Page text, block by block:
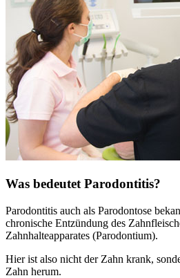
Was bedeutet Parodontitis?
Parodontitis auch als Parodontose
chronische Entzündung des
Zahnhalteapparates (Parodontium).
Hier ist also nicht der Zahn krank,
Zahn herum.